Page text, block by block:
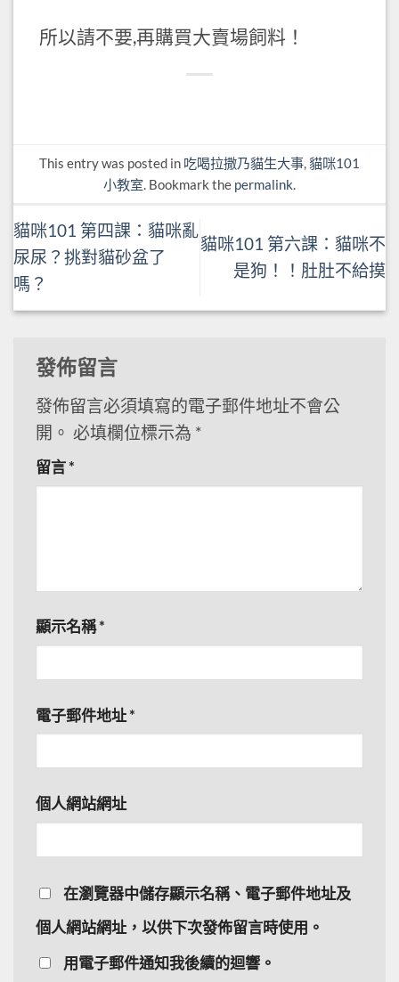
所以請不要,再購買大賣場飼料！
This entry was posted in 吃喝拉撒乃貓生大事, 貓咪101
小教室. Bookmark the permalink.
貓咪101 第四課：貓咪亂
尿尿？挑對貓砂盆了
嗎？
貓咪101 第六課：貓咪不
是狗！！肚肚不給摸
發佈留言
發佈留言必須填寫的電子郵件地址不會公
開。 必填欄位標示為 *
留言*
顯示名稱*
電子郵件地址*
個人網站網址
在瀏覽器中儲存顯示名稱、電子郵件地址及
個人網站網址，以供下次發佈留言時使用。
用電子郵件通知我後續的迴響。